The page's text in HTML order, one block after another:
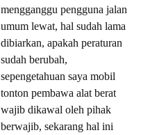
mengganggu pengguna jalan
umum lewat, hal sudah lama
dibiarkan, apakah peraturan
sudah berubah,
sepengetahuan saya mobil
tonton pembawa alat berat
wajib dikawal oleh pihak
berwajib, sekarang hal ini